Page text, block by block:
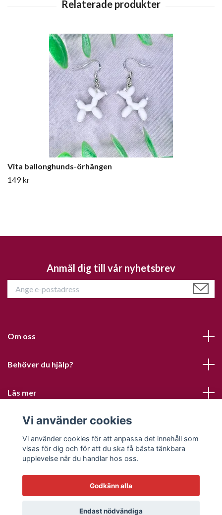
Vita ballonghunds-örhängen
149 kr
Anmäl dig till vår nyhetsbrev
Om oss
Behöver du hjälp?
Läs mer
Sociala medier
© 2026 Sofias PysselParadis
Vi använder cookies
Vi använder cookies för att anpassa det innehåll som
visas för dig och för att du ska få bästa tänkbara
upplevelse när du handlar hos oss.
Godkänn alla
Endast nödvändiga